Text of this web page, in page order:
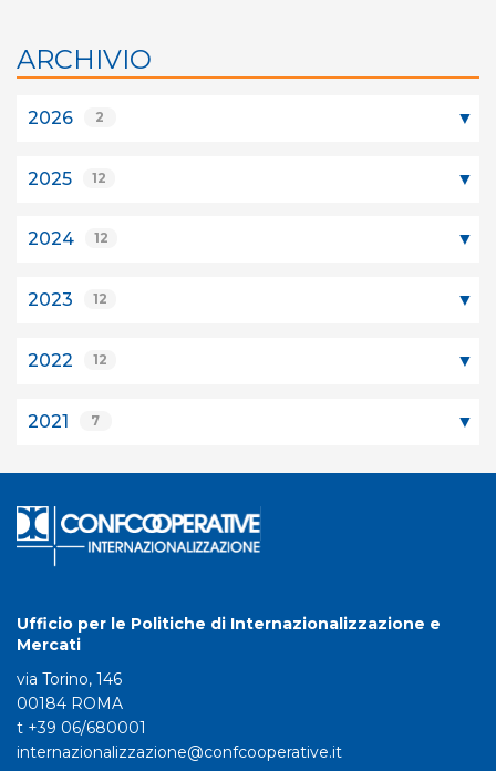
ARCHIVIO
2026 2
2025 12
2024 12
2023 12
2022 12
2021 7
Ufficio per le Politiche di Internazionalizzazione e
Mercati
via Torino, 146
00184 ROMA
t +39 06/680001
internazionalizzazione@confcooperative.it